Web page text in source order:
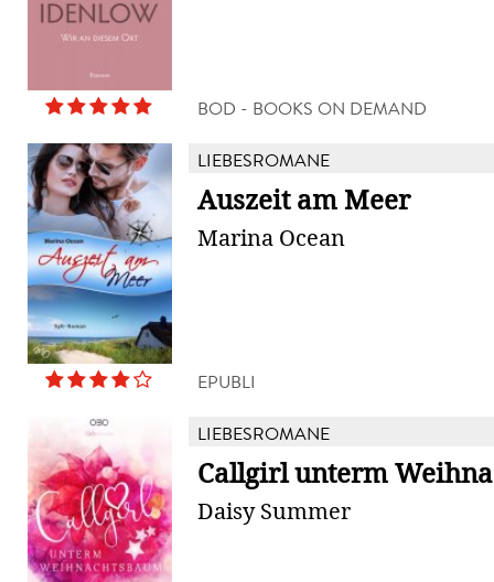
BOD - BOOKS ON DEMAND
LIEBESROMANE
Auszeit am Meer
Marina Ocean
EPUBLI
LIEBESROMANE
Callgirl unterm
Daisy Summer